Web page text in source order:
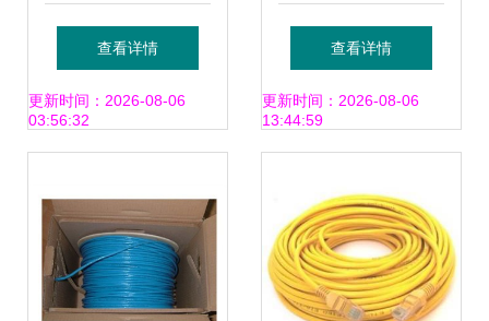
技生活，品质引领
新时代
查看详情
更新时间：2026-08-06
03:56:32
UTP八芯双绞线如
何成就千兆网络体
查看详情
更新时间：2026-08-06
13:44:59